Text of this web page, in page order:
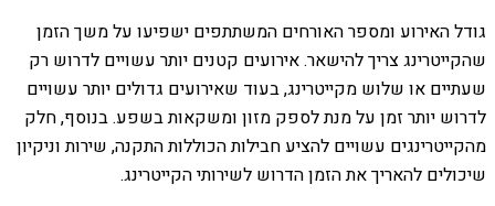
גודל האירוע ומספר האורחים המשתתפים ישפיעו על משך הזמן
שהקייטרינג צריך להישאר. אירועים קטנים יותר עשויים לדרוש רק
שעתיים או שלוש מקייטרינג, בעוד שאירועים גדולים יותר עשויים
לדרוש יותר זמן על מנת לספק מזון ומשקאות בשפע. בנוסף, חלק
מהקייטרינגים עשויים להציע חבילות הכוללות התקנה, שירות וניקיון
שיכולים להאריך את הזמן הדרוש לשירותי הקייטרינג.